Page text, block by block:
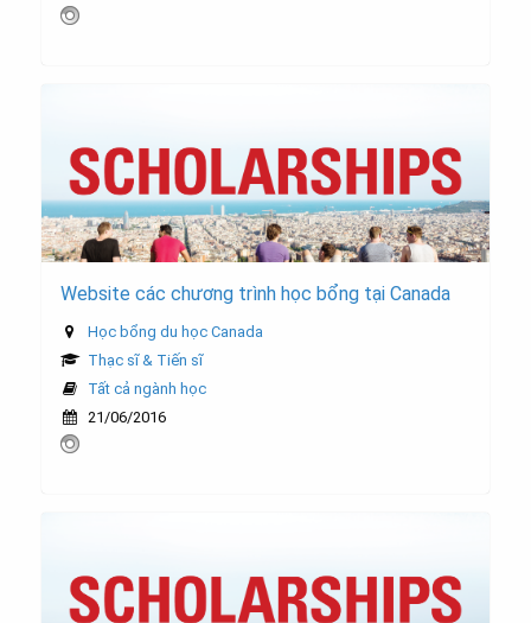
Website các chương trình học bổng tại Canada
Học bổng du học Canada
Thạc sĩ & Tiến sĩ
Tất cả ngành học
21/06/2016